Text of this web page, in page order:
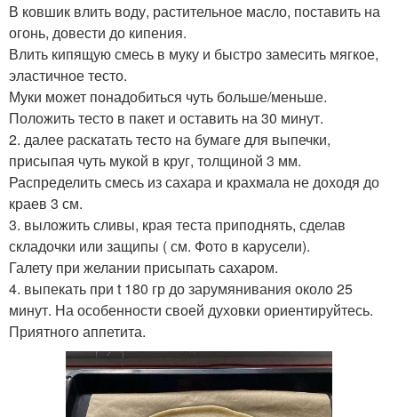
В ковшик влить воду, растительное масло, поставить на
огонь, довести до кипения.
Влить кипящую смесь в муку и быстро замесить мягкое,
эластичное тесто.
Муки может понадобиться чуть больше/меньше.
Положить тесто в пакет и оставить на 30 минут.
2. далее раскатать тесто на бумаге для выпечки,
присыпая чуть мукой в круг, толщиной 3 мм.
Распределить смесь из сахара и крахмала не доходя до
краев 3 см.
3. выложить сливы, края теста приподнять, сделав
складочки или защипы ( см. Фото в карусели).
Галету при желании присыпать сахаром.
4. выпекать при t 180 гр до зарумянивания около 25
минут. На особенности своей духовки ориентируйтесь.
Приятного аппетита.